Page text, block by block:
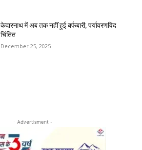
केदारनाथ में अब तक नहीं हुई बर्फबारी, पर्यावरणविद
चिंतित
December 25, 2025
- Advertisment -